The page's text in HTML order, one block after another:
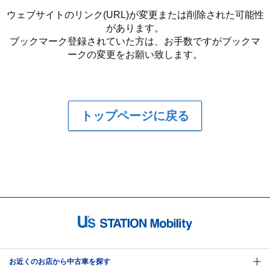
ウェブサイトのリンク(URL)が変更または削除された可能性
があります。
ブックマーク登録されていた方は、お手数ですがブックマ
ークの変更をお願い致します。
トップページに戻る
お近くのお店から中古車を探す